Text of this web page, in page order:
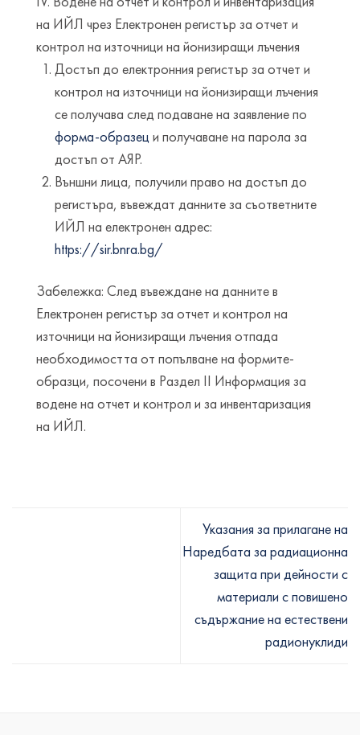
на ИЙЛ чрез Електронен регистър за отчет и
контрол на източници на йонизиращи лъчения
Достъп до електронния регистър за отчет и
контрол на източници на йонизиращи лъчения
се получава след подаване на заявление по
форма-образец и получаване на парола за
достъп от АЯР.
Външни лица, получили право на достъп до
регистъра, въвеждат данните за съответните
ИЙЛ на електронен адрес:
https://sir.bnra.bg/
Забележка: След въвеждане на данните в
Електронен регистър за отчет и контрол на
източници на йонизиращи лъчения отпада
необходимостта от попълване на формите-
образци, посочени в Раздел ІІ Информация за
водене на отчет и контрол и за инвентаризация
на ИЙЛ.
Указания за прилагане на
Наредбата за радиационна
защита при дейности с
материали с повишено
съдържание на естествени
радионуклиди